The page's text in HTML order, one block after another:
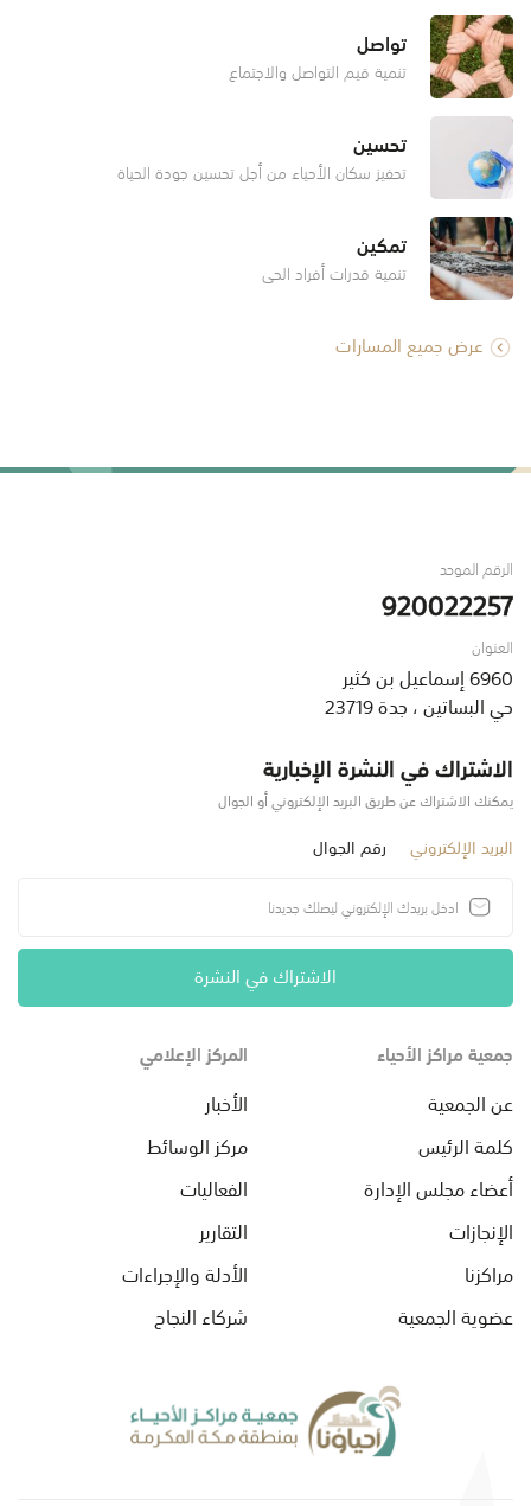
تواصل
تنمية قيم التواصل والاجتماع
تحسين
تحفيز سكان الأحياء من أجل تحسين جودة الحياة
تمكين
تنمية قدرات أفراد الحي
عرض جميع المسارات
الرقم الموحد
920022257
العنوان
6960 إسماعيل بن كثير
حي البساتين ، جدة 23719
الاشتراك في النشرة الإخبارية
يمكنك الاشتراك عن طريق البريد الإلكتروني أو الجوال
البريد الإلكتروني رقم الجوال
الاشتراك في النشرة
جمعية مراكز الأحياء
عن الجمعية
كلمة الرئيس
أعضاء مجلس الإدارة
الإنجازات
مراكزنا
عضوية الجمعية
المركز الإعلامي
الأخبار
مركز الوسائط
الفعاليات
التقارير
الأدلة والإجراءات
شركاء النجاح